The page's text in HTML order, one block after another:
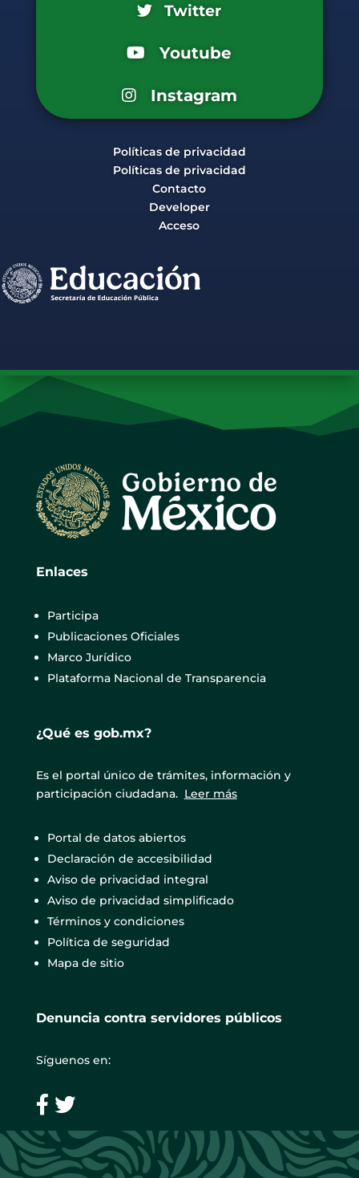
Twitter
Youtube
Instagram
Políticas de privacidad
Políticas de privacidad
Contacto
Developer
Acceso
Enlaces
Participa
Publicaciones Oficiales
Marco Jurídico
Plataforma Nacional de Transparencia
¿Qué es gob.mx?
Es el portal único de trámites, información y
participación ciudadana. Leer más
Portal de datos abiertos
Declaración de accesibilidad
Aviso de privacidad integral
Aviso de privacidad simplificado
Términos y condiciones
Política de seguridad
Mapa de sitio
Denuncia contra servidores públicos
Síguenos en: